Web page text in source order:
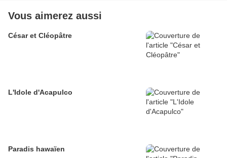
Vous aimerez aussi
César et Cléopâtre
L'Idole d'Acapulco
Paradis hawaïen